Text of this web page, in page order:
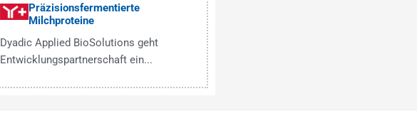
Präzisionsfermentierte
Milchproteine
Dyadic Applied BioSolutions geht
Entwicklungspartnerschaft ein...